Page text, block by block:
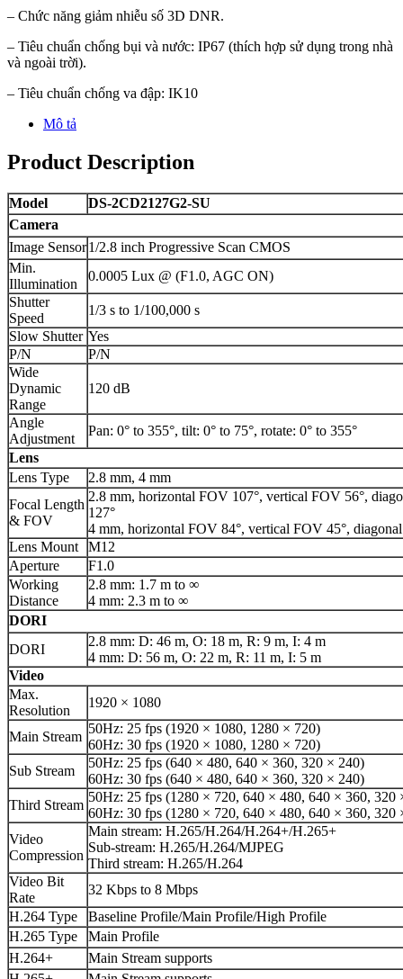
– Chức năng giảm nhiễu số 3D DNR.
– Tiêu chuẩn chống bụi và nước: IP67 (thích hợp sử dụng trong nhà
và ngoài trời).
– Tiêu chuẩn chống va đập: IK10
Mô tả
Product Description
Model
DS-2CD2127G2-SU
Camera
Image Sensor1/2.8 inch Progressive Scan CMOS
Min.
Illumination
0.0005 Lux @ (F1.0, AGC ON)
Shutter
Speed
1/3 s to 1/100,000 s
Slow Shutter Yes
P/N
P/N
Wide
Dynamic
Range
120 dB
Angle
Adjustment
Pan: 0° to 355°, tilt: 0° to 75°, rotate: 0° to 355°
Lens
Lens Type
2.8 mm, 4 mm
Focal Length
& FOV
2.8 mm, horizontal FOV 107°, vertical FOV 56°,
127°
4 mm, horizontal FOV 84°, vertical FOV 45°,
Lens Mount
M12
Aperture
F1.0
Working
Distance
2.8 mm: 1.7 m to ∞
4 mm: 2.3 m to ∞
DORI
DORI
2.8 mm: D: 46 m, O: 18 m, R: 9 m, I: 4 m
4 mm: D: 56 m, O: 22 m, R: 11 m, I: 5 m
Video
Max.
Resolution
1920 × 1080
Main Stream
50Hz: 25 fps (1920 × 1080, 1280 × 720)
60Hz: 30 fps (1920 × 1080, 1280 × 720)
Sub Stream
50Hz: 25 fps (640 × 480, 640 × 360, 320 × 240)
60Hz: 30 fps (640 × 480, 640 × 360, 320 × 240)
Third Stream
50Hz: 25 fps (1280 × 720, 640 × 480, 640 × 360, 320
60Hz: 30 fps (1280 × 720, 640 × 480, 640 × 360, 320
Video
Compression
Main stream: H.265/H.264/H.264+/H.265+
Sub-stream: H.265/H.264/MJPEG
Third stream: H.265/H.264
Video Bit
Rate
32 Kbps to 8 Mbps
H.264 Type
Baseline Profile/Main Profile/High Profile
H.265 Type
Main Profile
H.264+
Main Stream supports